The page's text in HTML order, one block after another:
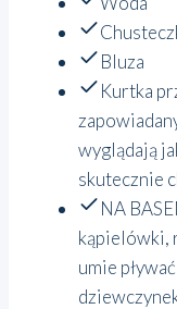
Bluza
Kurtka
wyglądają
skutecznie
NA
kąpielówki,
umie